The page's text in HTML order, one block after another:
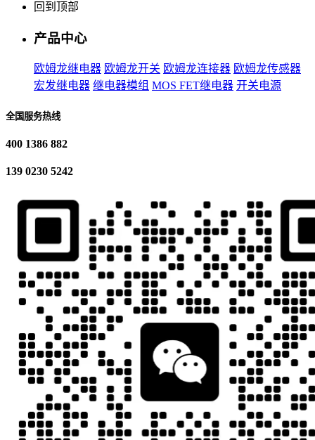
回到顶部
产品中心
欧姆龙继电器 欧姆龙开关 欧姆龙连接器 欧姆龙传感器
宏发继电器 继电器模组 MOS FET继电器 开关电源
全国服务热线
400 1386 882
139 0230 5242